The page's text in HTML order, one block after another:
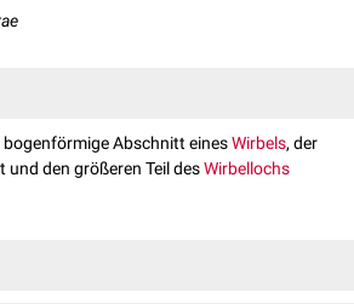
bogenförmige Abschnitt einesWirbels, der
und den größeren Teil desWirbellochs